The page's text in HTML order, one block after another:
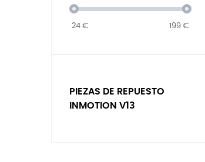
24 € 199 €
PIEZAS DE REPUESTO
INMOTION V13